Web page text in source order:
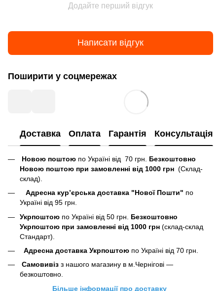
Додайте перший відгук
Написати відгук
Поширити у соцмережах
Доставка Оплата Гарантія Консультація
Новою поштою по Україні від 70 грн. Безкоштовно
Новою поштою при замовленні від 1000 грн (Склад-
склад).
Адресна кур’єрська доставка "Нової Пошти" по
Україні від 95 грн.
Укрпоштою по Україні від 50 грн. Безкоштовно
Укрпоштою при замовленні від 1000 грн (склад-склад
Стандарт).
Адресна доставка Укрпоштою по Україні від 70 грн.
Самовивіз з нашого магазину в м.Чернігові —
безкоштовно.
Більше інформації про доставку